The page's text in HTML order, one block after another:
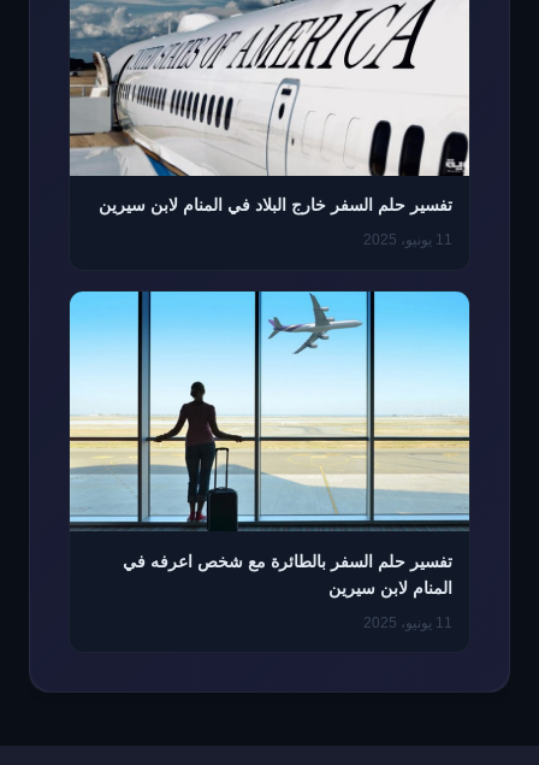
تفسير حلم السفر خارج البلاد في المنام لابن سيرين
11 يونيو، 2025
تفسير حلم السفر بالطائرة مع شخص اعرفه في
المنام لابن سيرين
11 يونيو، 2025